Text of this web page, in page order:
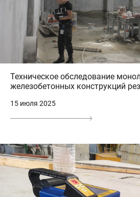
Техническое обследование
железобетонных конструкций
15 июля 2025